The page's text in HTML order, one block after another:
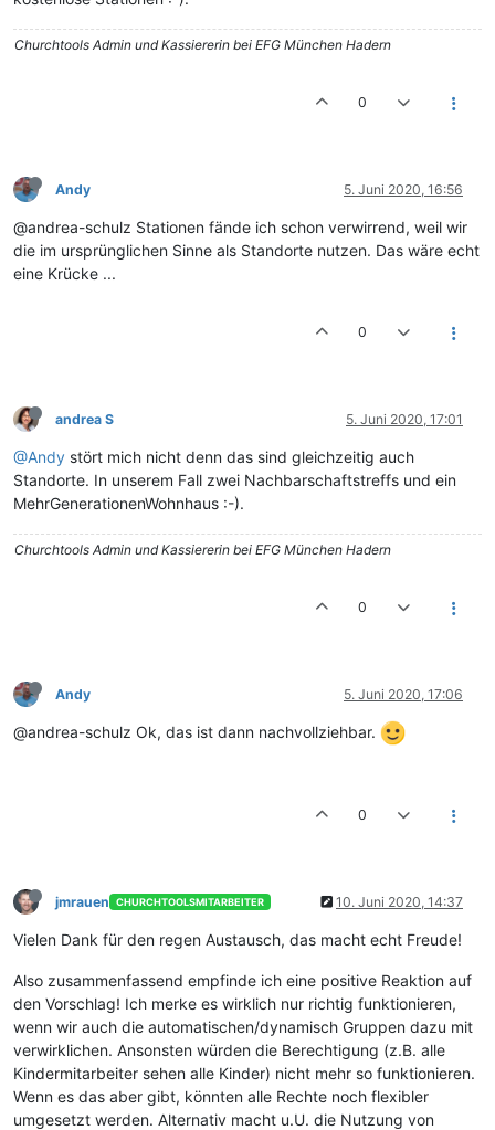
Churchtools Admin und Kassiererin bei EFG München Hadern
0
Andy 5. Juni 2020, 16:56
@andrea-schulz Stationen fände ich schon verwirrend, weil wir
die im ursprünglichen Sinne als Standorte nutzen. Das wäre echt
eine Krücke ...
0
andrea S 5. Juni 2020, 17:01
@Andy stört mich nicht denn das sind gleichzeitig auch
Standorte. In unserem Fall zwei Nachbarschaftstreffs und ein
MehrGenerationenWohnhaus :-).
Churchtools Admin und Kassiererin bei EFG München Hadern
0
Andy 5. Juni 2020, 17:06
@andrea-schulz Ok, das ist dann nachvollziehbar.
0
jmrauen CHURCHTOOLSMITARBEITER 10. Juni 2020, 14:37
Vielen Dank für den regen Austausch, das macht echt Freude!
Also zusammenfassend empfinde ich eine positive Reaktion auf
den Vorschlag! Ich merke es wirklich nur richtig funktionieren,
wenn wir auch die automatischen/dynamisch Gruppen dazu mit
verwirklichen. Ansonsten würden die Berechtigung (z.B. alle
Kindermitarbeiter sehen alle Kinder) nicht mehr so funktionieren.
Wenn es das aber gibt, könnten alle Rechte noch flexibler
umgesetzt werden. Alternativ macht u.U. die Nutzung von